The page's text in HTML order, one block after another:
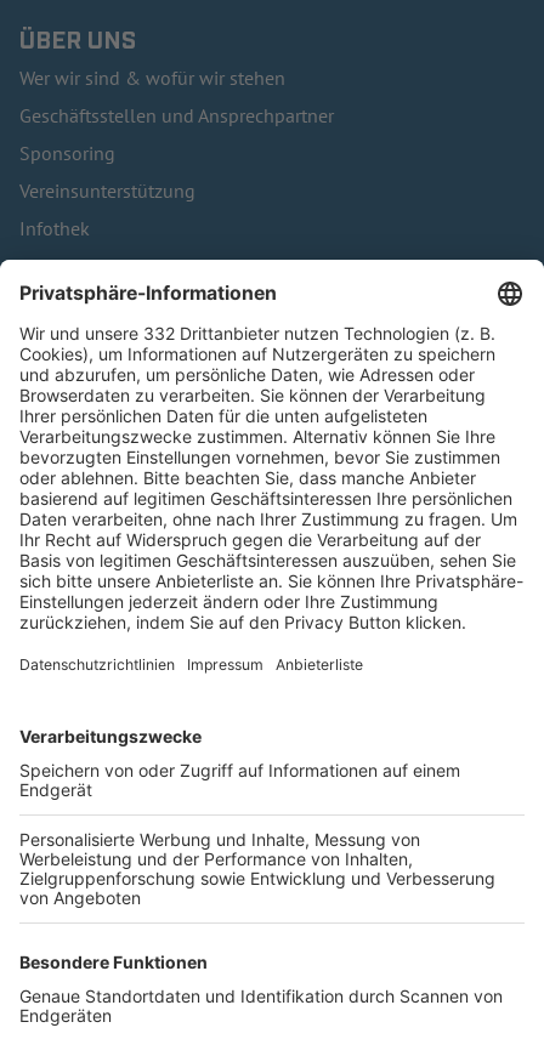
ÜBER UNS
Wer wir sind & wofür wir stehen
Geschäftsstellen und Ansprechpartner
Sponsoring
Vereinsunterstützung
Infothek
Kontakt
HÄUFIG BESUCHTE SEITEN
Pässe und Vereinswechsel
Trainerausbildung
Schulungsangebot Vereinsmitarbeiter
BFV-Geschäftsstellen
Trainerbörse
Login SpielPlus
FOLGE DEM BFV
TOP-VEREINE
TOP-PARTNER